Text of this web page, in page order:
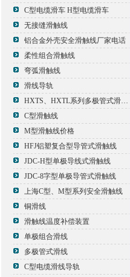
C型电缆滑车 H型电缆滑车
无接缝滑触线
铝合金外壳安全滑触线厂家电话
柔性组合滑触线
弯弧滑触线
滑线导轨
HXTS、HXTL系列多极管式滑触线报价
C型滑触线
M型滑触线价格
HFJ铝塑复合型导管式滑触线
JDC-H型单极导线式滑触线
JDC-8字型单极导管式滑触线
上海C型、M型系列安全滑触线
铜滑线
滑触线温度补偿装置
单极组合滑线
多极管式滑线
C型电缆滑线导轨